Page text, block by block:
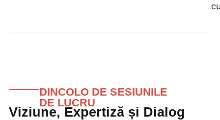
DINCOLO DE SESIUNILE
DE LUCRU
Viziune, Expertiză și Dialog